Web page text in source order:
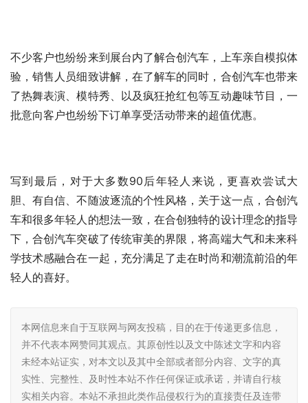
不少客户也纷纷来到展台内了解合创汽车，上车亲自模拟体
验，销售人员细致讲解，在了解车的同时，合创汽车也带来
了热舞表演、模特秀、以及疯狂抢红包等互动趣味节目，一
批意向客户也纷纷下订单享受活动带来的超值优惠。
写到最后，对于大多数90后年轻人来说，更喜欢尝试大
胆、有自信、不随波逐流的个性风格，关于这一点，合创汽
车和很多年轻人的想法一致，在合创独特的设计理念的指导
下，合创汽车突破了传统审美的界限，将高端大气和未来科
学技术感融合在一起，充分满足了走在时尚和潮流前沿的年
轻人的喜好。
本网信息来自于互联网与网友投稿，目的在于传递更多信息，
并不代表本网赞同其观点。其原创性以及文中陈述文字和内容
未经本站证实，对本文以及其中全部或者部分内容、文字的真
实性、完整性、及时性本站不作任何保证或承诺，并请自行核
实相关内容。本站不承担此类作品侵权行为的直接责任及连带